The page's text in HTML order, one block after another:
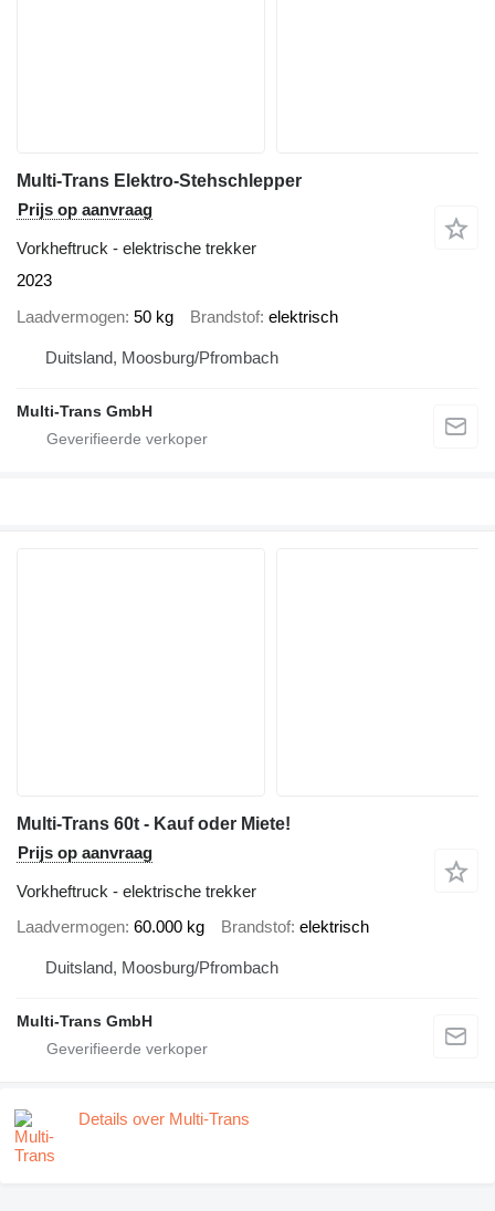
Multi-Trans Elektro-Stehschlepper
Prijs op aanvraag
Vorkheftruck - elektrische trekker
2023
Laadvermogen 50 kg Brandstof elektrisch
Duitsland, Moosburg/Pfrombach
Multi-Trans GmbH
Multi-Trans 60t - Kauf oder Miete!
Prijs op aanvraag
Vorkheftruck - elektrische trekker
Laadvermogen 60.000 kg Brandstof elektrisch
Duitsland, Moosburg/Pfrombach
Multi-Trans GmbH
Details over Multi-Trans